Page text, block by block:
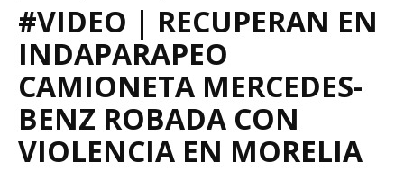
#VIDEO | RECUPERAN EN
INDAPARAPEO
CAMIONETA MERCEDES-
BENZ ROBADA CON
VIOLENCIA EN MORELIA